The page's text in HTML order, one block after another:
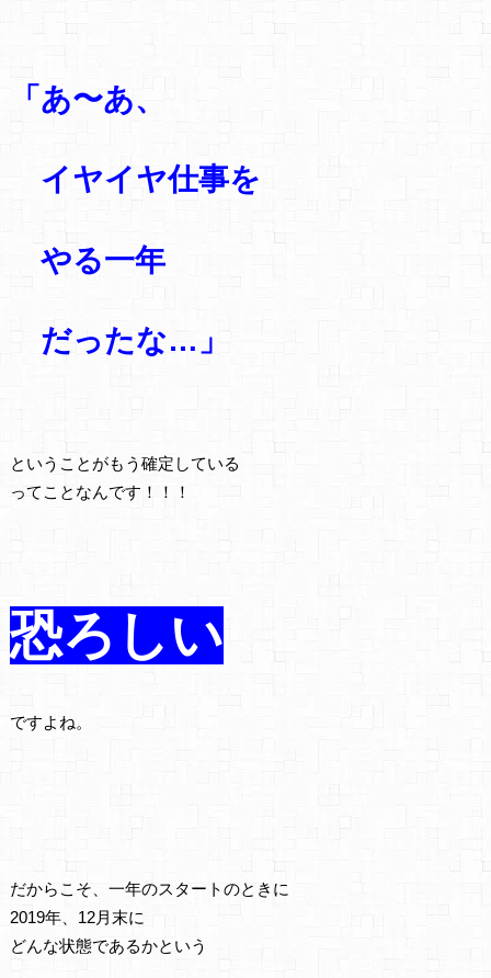
「あ〜あ、
イヤイヤ仕事を
やる一年
だったな…」
ということがもう確定している
ってことなんです！！！
恐ろしい
ですよね。
だからこそ、一年のスタートのときに
2019年、12月末に
どんな状態であるかという